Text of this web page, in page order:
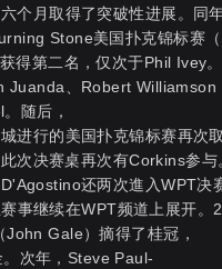
个月取得了突破性进展。同
Stone美国扑克锦标赛
得第二名，仅次于Phil Ivey。
Juanda、Robert Williamson
随后，
进行的美国扑克锦标赛再次
次决赛桌再次有Corkins参与
还两次進入WPT决
事继续在WPT频道上展开。
John Gale）摘得了桂冠，
次年，Steve Paul-